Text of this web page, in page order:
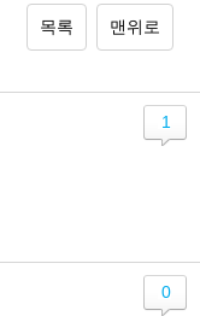
목록 맨위로
1
0